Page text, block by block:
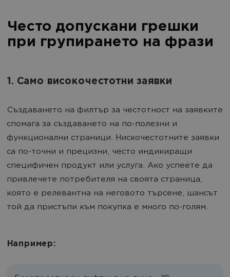
Често допускани грешки
при групирането на фрази
1. Само високочестотни заявки
Създаването на филтър за честотност на заявките
спомага за създаването на по-полезни и
функционални страници. Нискочестотните заявки
са по-точни и прецизни, често индикиращи
специфичен продукт или услуга. Ако успеете да
привлечете потребителя на своята страница,
която е релевантна на неговото търсене, шансът
той да пристъпи към покупка е много по-голям.
Например: